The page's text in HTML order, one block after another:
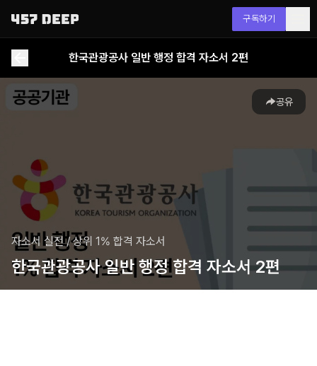
구독하기
한국관광공사 일반 행정 합격 자소서 2편
공유
자소서 실전/상위 1% 합격 자소서
한국관광공사 일반 행정 합격 자소서 2편